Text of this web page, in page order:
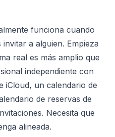
funciona cuando
a alguien. Empieza
real es más amplio que
independiente con
iCloud, un calendario de
de reservas de
Necesita que
alineada.